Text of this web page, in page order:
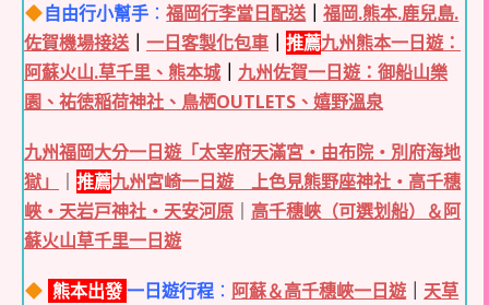
自由行小幫手 ：福岡行李當日配送｜福岡.熊本.鹿兒島.
佐賀機場接送｜ 一日客製化包車 推薦九州熊本一日遊：
阿蘇火山.草千里、熊本城
九州佐賀一日遊：御船山樂
園、祐徳稲荷神社、鳥栖OUTLETS、嬉野溫泉
九州福岡大分一日遊「太宰府天滿宮・由布院・別府海地
獄」
推薦九州宮崎一日遊 上色見熊野座神社・高千穗
峽・天岩戸神社・天安河原
高千穗峽（可選划船）＆阿
蘇火山草千里一日遊
熊本出發一日遊行程 ： 阿蘇＆高千穗峽一日遊｜ 天草